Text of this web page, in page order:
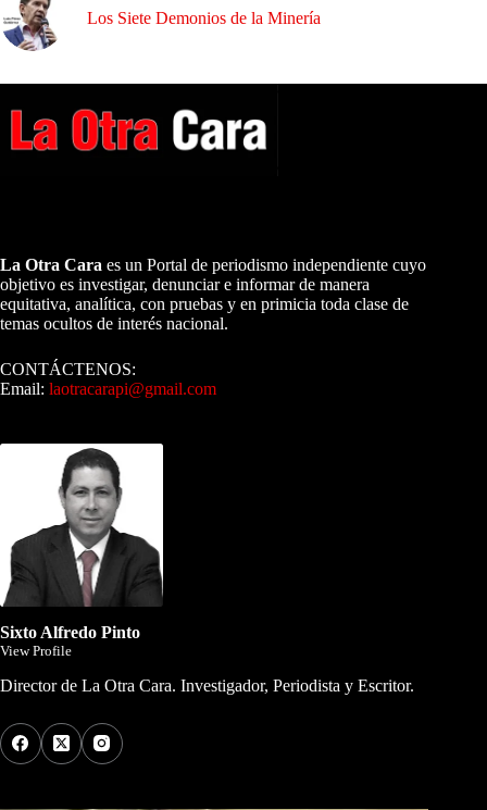
Los Siete Demonios de la Minería
La Otra Cara es un Portal de periodismo independiente cuyo
objetivo es investigar, denunciar e informar de manera
equitativa, analítica, con pruebas y en primicia toda clase de
temas ocultos de interés nacional.
CONTÁCTENOS:
Email: laotracarapi@gmail.com
Sixto Alfredo Pinto
View Profile
Director de La Otra Cara. Investigador, Periodista y Escritor.